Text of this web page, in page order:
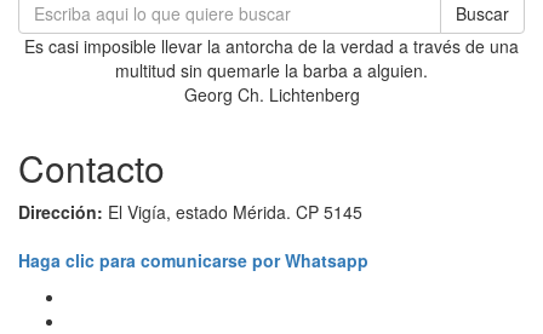
Buscar
Es casi imposible llevar la antorcha de la verdad a través de una
multitud sin quemarle la barba a alguien.
Georg Ch. Lichtenberg
Contacto
Dirección: El Vigía, estado Mérida. CP 5145
Haga clic para comunicarse por Whatsapp